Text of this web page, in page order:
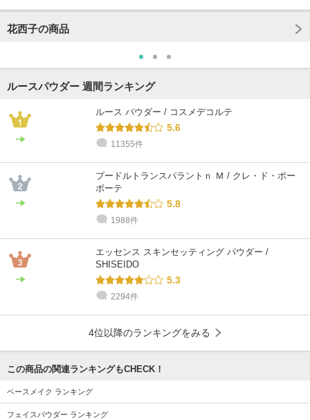
花西子の商品
ルースパウダー 週間ランキング
ルース パウダー / コスメデコルテ
5.6
11355件
プードルトランスパラントｎ Ｍ / クレ・ド・ポー
ボーテ
5.8
1988件
エッセンス スキンセッティング パウダー /
SHISEIDO
5.3
2294件
4位以降のランキングをみる
この商品の関連ランキングもCHECK！
ベースメイク ランキング
フェイスパウダー ランキング